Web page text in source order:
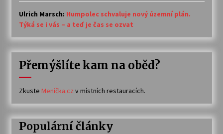
Ulrich Marsch: Humpolec schvaluje nový územní plán.
Týká se i vás – a teď je čas se ozvat
Přemýšlíte kam na oběd?
Zkuste Meníčka.cz v místních restauracích.
Populární články